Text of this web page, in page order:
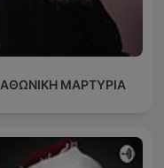
ΑΘΩΝΙΚΗ ΜΑΡΤΥΡΙΑ